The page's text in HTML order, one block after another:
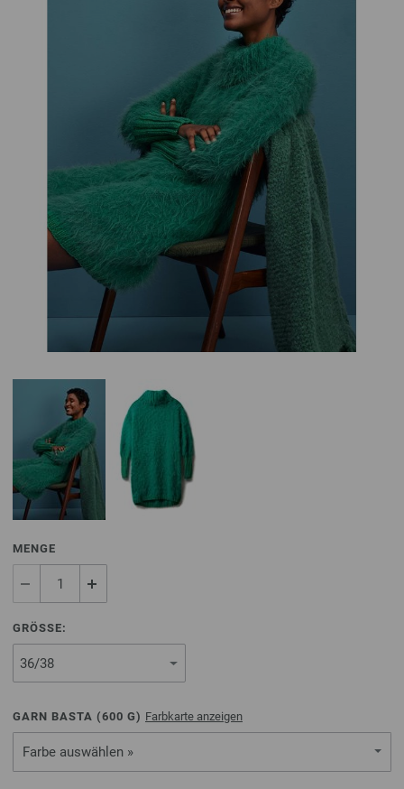
MENGE
GRÖSSE:
GARN BASTA (600 G) Farbkarte anzeigen
Farbe auswählen »